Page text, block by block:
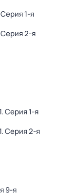
1-я
Серия 2-я
. Серия 1-я
. Серия 2-я
9-я